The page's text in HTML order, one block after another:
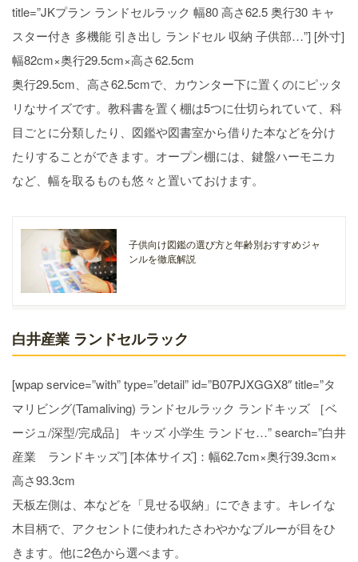
title=”JKプラン ランドセルラック 幅80 高さ62.5 奥行30 キャ
スター付き 多機能 引き出し ランドセル 収納 子供部…”] [外寸]
幅82cm×奥行29.5cm×高さ62.5cm
奥行29.5cm、高さ62.5cmで、カウンター下に置くのにピッタ
リなサイズです。教科書を置く棚は5つに仕切られていて、科
目ごとに分類したり、図鑑や図書室から借りた本などを分け
たりすることができます。オープン棚には、鍵盤ハーモニカ
など、幅を取るものも悠々と置いておけます。
子供向け図鑑の選び方と年齢別おすすめジャ
ンルを徹底解説
白井産業 ランドセルラック
[wpap service=”with” type=”detail” id=”B07PJXGGX8″ title=”タ
マリビング(Tamaliving) ランドセルラック ランドキッズ ［ベ
ージュ/深型/完成品］ キッズ 小学生 ランドセ…” search=”白井
産業 ランドキッズ”] [本体サイズ]：幅62.7cm×奥行39.3cm×
高さ93.3cm
天板左側は、本などを「見せる収納」にできます。キレイな
木目柄で、アクセントに使われたさわやかなブルーが目をひ
きます。他に2色から選べます。